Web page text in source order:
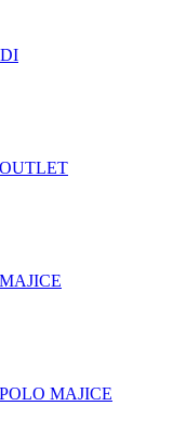
OUTLET
MAJICE
POLO MAJICE